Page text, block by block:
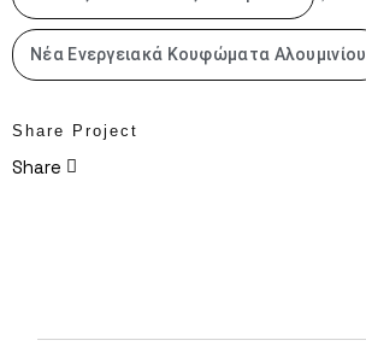
Νέα Ενεργειακά Κουφώματα Αλουμινίου
Share Project
Share